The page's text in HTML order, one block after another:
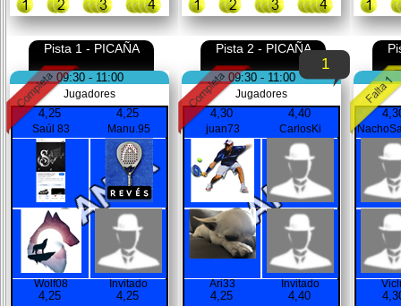
Pista 1 - PICAÑA
09:30 - 11:00
Jugadores
4,25
Saúl 83
4,25
Manu.95
Wolf08
4,25
Invitado
4,25
Pista 2 - PICAÑA
09:30 - 11:00
Jugadores
4,30
juan73
4,40
CarlosKi
Ari33
4,25
Invitado
4,40
1